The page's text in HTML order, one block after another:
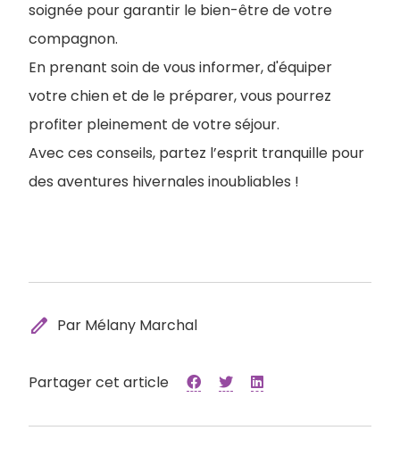
soignée pour garantir le bien-être de votre
compagnon.
En prenant soin de vous informer, d'équiper
votre chien et de le préparer, vous pourrez
profiter pleinement de votre séjour.
Avec ces conseils, partez l’esprit tranquille pour
des aventures hivernales inoubliables !
edit Par Mélany Marchal
Partager cet article